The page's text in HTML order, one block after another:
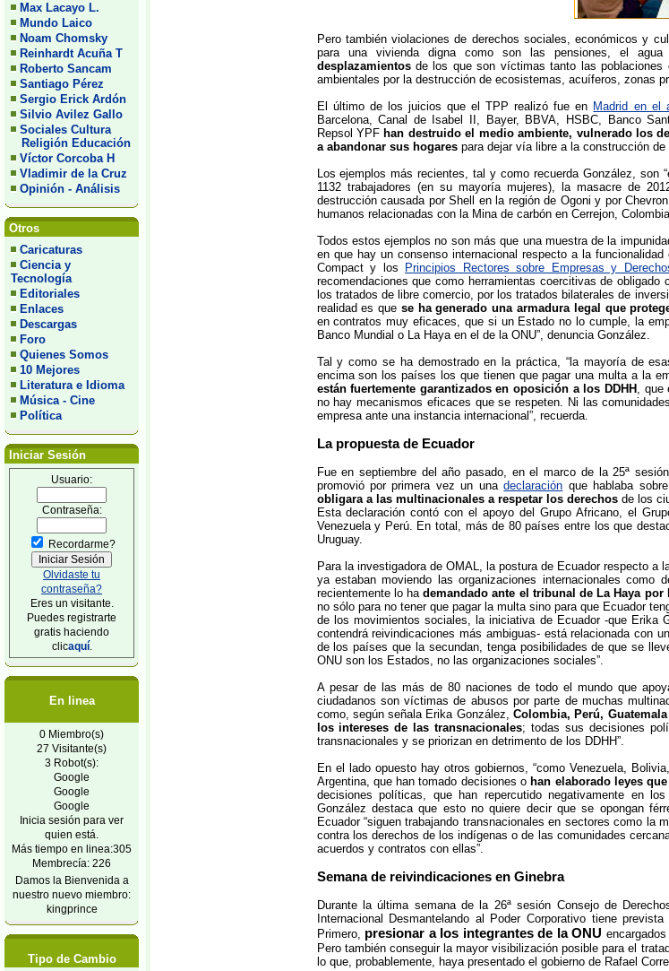
Max Lacayo L.
Mundo Laico
Noam Chomsky
Reinhardt Acuña T
Roberto Sancam
Santiago Pérez
Sergio Erick Ardón
Silvio Avilez Gallo
Sociales Cultura
Religión Educación
Víctor Corcoba H
Vladimir de la Cruz
Opinión - Análisis
Otros
Caricaturas
Ciencia y
Tecnología
Editoriales
Enlaces
Descargas
Foro
Quienes Somos
10 Mejores
Literatura e Idioma
Música - Cine
Política
Iniciar Sesión
Usuario:
Contraseña:
Recordarme?
Olvidaste tu
contraseña?
Eres un visitante.
Puedes registrarte
gratis haciendo
clicaquí.
En linea
0 Miembro(s)
27 Visitante(s)
3 Robot(s):
Google
Google
Google
Inicia sesión para ver
quien está.
Más tiempo en linea:305
Membrecía: 226
Damos la Bienvenida a
nuestro nuevo miembro:
kingprince
Tipo de Cambio
Pero también violaciones de derechos sociales, económicos y
para una vivienda digna como son las pensiones, el
desplazamientosde los que son víctimas tanto las poblaciones
ambientales por la destrucción de ecosistemas, acuíferos, zonas
El último de los juicios que el TPP realizó fue en Madrid en el
Barcelona, Canal de Isabel II, Bayer, BBVA, HSBC, Banco
Repsol YPF han destruido el medio ambiente, vulnerado los
a abandonar sus hogarespara dejar vía libre a la construcción
Los ejemplos más recientes, tal y como recuerda González, son
1132 trabajadores (en su mayoría mujeres), la masacre de
destrucción causada por Shell en la región de Ogoni y por
humanos relacionadas con la Mina de carbón en Cerrejon,
Todos estos ejemplos no son más que una muestra de la
en que hay un consenso internacional respecto a la
Compact y los
Principios Rectores sobre Empresas y
recomendaciones que como herramientas coercitivas de
los tratados de libre comercio, por los tratados bilaterales de
realidad es que se ha generado una armadura legal que
en contratos muy eficaces, que si un Estado no lo cumple, la
Banco Mundial o La Haya en el de la ONU”, denuncia González.
Tal y como se ha demostrado en la práctica, “la mayoría de
encima son los países los que tienen que pagar una multa a la
están fuertemente garantizados en oposición a los DDHH , que
no hay mecanismos eficaces que se respeten. Ni las
empresa ante una instancia internacional”, recuerda.
La propuesta de Ecuador
Fue en septiembre del año pasado, en el marco de la 25ª
promovió por primera vez un unadeclaración que hablaba
obligara a las multinacionales a respetar los derechosde los
Esta declaración contó con el apoyo del Grupo Africano, el
Venezuela y Perú. En total, más de 80 países entre los que
Uruguay.
Para la investigadora de OMAL, la postura de Ecuador respecto a
ya estaban moviendo las organizaciones internacionales como
recientemente lo hademandado ante el tribunal de La Haya
no sólo para no tener que pagar la multa sino para que Ecuador
de los movimientos sociales, la iniciativa de Ecuador -que Erika
contendrá reivindicaciones más ambiguas- está relacionada con
de los países que la secundan, tenga posibilidades de que se
ONU son los Estados, no las organizaciones sociales”.
A pesar de las más de 80 naciones de todo el mundo que
ciudadanos son víctimas de abusos por parte de muchas
como, según señala Erika González, Colombia, Perú,
los intereses de las transnacionales; todas sus decisiones
transnacionales y se priorizan en detrimento de los DDHH”.
En el lado opuesto hay otros gobiernos, “como Venezuela,
Argentina, que han tomado decisiones o han elaborado leyes
decisiones políticas, que han repercutido negativamente en
González destaca que esto no quiere decir que se opongan
Ecuador “siguen trabajando transnacionales en sectores como
contra los derechos de los indígenas o de las comunidades
acuerdos y contratos con ellas”.
Semana de reivindicaciones en Ginebra
Durante la última semana de la 26ª sesión Consejo de
Internacional Desmantelando al Poder Corporativo tiene
Primero, presionar a los integrantes de la ONU
Pero también conseguir la mayor visibilización posible para el
lo que, probablemente, haya presentado el gobierno de Rafael